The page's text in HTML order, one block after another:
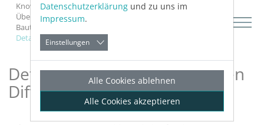
Knowledge Base Revit
Netze berechnen
Über die Rohrnetzberechnungen Heizung und Kälte
Bauteile
Details zu Bauteildaten für den Differenznullpunkt
Details zu Bauteildaten für den
Differenznullpunkt
Datenschutzerklärung und zu uns im
Impressum.
Einstellungen
Alle Cookies ablehnen
Alle Cookies akzeptieren